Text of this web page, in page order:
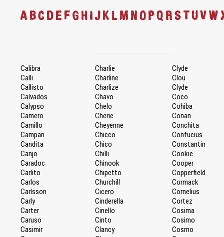
A BC D E F G H IJ K L M N O PQ R S TU V W
Calibra
Calli
Callisto
Calvados
Calypso
Camero
Camillo
Campari
Candita
Canjo
Caradoc
Carlito
Carlos
Carlsson
Carly
Carter
Caruso
Casimir
Charlie
Charline
Charlize
Chavo
Chelo
Cherie
Cheyenne
Chicco
Chico
Chilli
Chinook
Chipetto
Churchill
Cicero
Cinderella
Cinello
Cinto
Clancy
Clyde
Clou
Clyde
Coco
Cohiba
Conan
Conchita
Confucius
Constantin
Cookie
Cooper
Copperfield
Cormack
Cornelius
Cortez
Cosima
Cosimo
Cosmo